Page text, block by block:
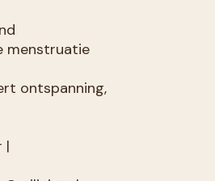
menstruatie
ontspanning,
|